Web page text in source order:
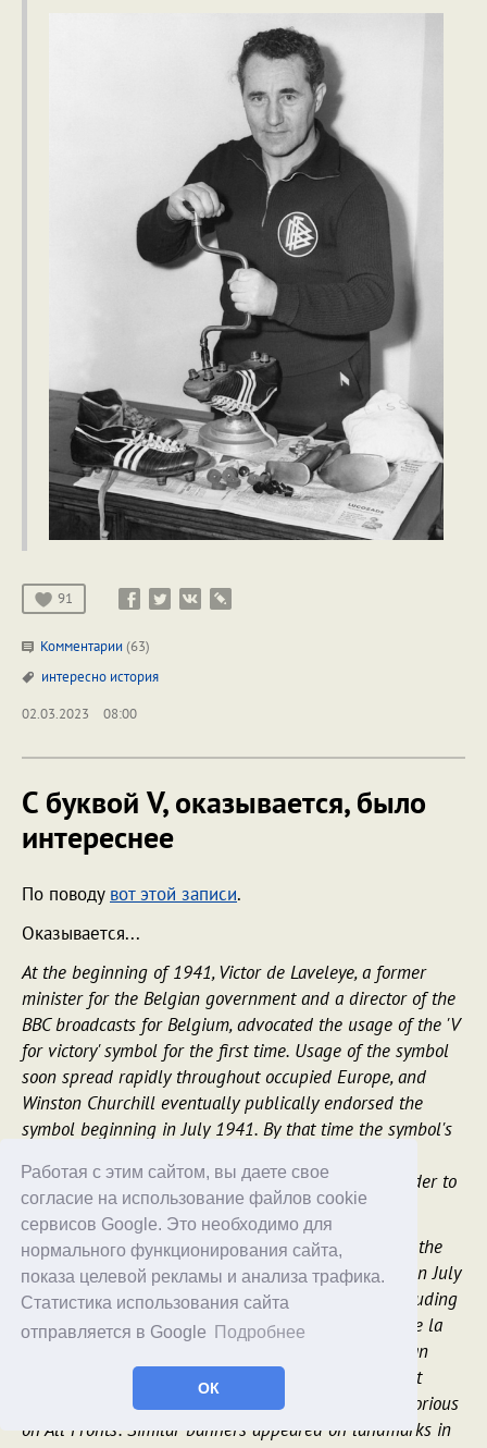
Работая с этим сайтом, вы даете свое
согласие на использование файлов cookie
сервисов Google. Это необходимо для
нормального функционирования сайта,
показа целевой рекламы и анализа трафика.
Статистика использования сайта
отправляется в Google
Подробнее
ОК
91
Комментарии (63)
интересно история
02.03.2023
08:00
С буквой V, оказывается, было
интереснее
По поводу вот этой записи.
Оказывается...
At the beginning of 1941, Victor de Laveleye, a former
minister for the Belgian government and a director of the
BBC broadcasts for Belgium, advocated the usage of the 'V
for victory' symbol for the first time. Usage of the symbol
soon spread rapidly throughout occupied Europe, and
Winston Churchill eventually publically endorsed the
symbol beginning in July 1941. By that time the symbol's
frequently placed graffiti featuring the symbol in order to
inspire the occupied masses.
The Germans were unable to suppress the usage of the
symbol, so they decided to co-opt it for themselves. In July
1941, various famous public landmarks in Paris-including
the Eiffel Tower, the Palais Bourbon, and the Place de la
Concorde-were adorned by a massive letter 'V' and an
accompanying banner which read 'Deutschland Siegt
Auf/An Allen Fronten', translating as 'Germany is Victorious
on All Fronts'. Similar banners appeared on landmarks in